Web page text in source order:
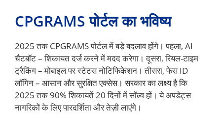
CPGRAMS पोर्टल का भविष्य
2025 तक CPGRAMS पोर्टल में बड़े बदलाव होंगे। पहला, AI
चैटबॉट – शिकायत दर्ज करने में मदद करेगा। दूसरा, रियल-टाइम
ट्रैकिंग – मोबाइल पर स्टेटस नोटिफिकेशन। तीसरा, फेस ID
लॉगिन – आसान और सुरक्षित एक्सेस। सरकार का लक्ष्य है कि
2025 तक 90% शिकायतें 20 दिनों में सॉल्व हों। ये अपडेट्स
नागरिकों के लिए पारदर्शिता और तेज़ी लाएंगे।